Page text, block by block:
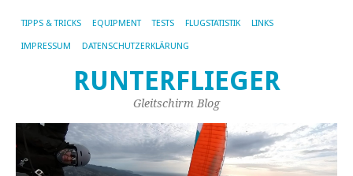
TIPPS & TRICKS EQUIPMENT TESTS FLUGSTATISTIK LINKS
IMPRESSUM DATENSCHUTZERKLÄRUNG
RUNTERFLIEGER
Gleitschirm Blog